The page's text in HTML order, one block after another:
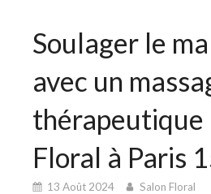
Soulager le
avec un
thérapeutique
Floral à Paris
13 Août 2024
Salon Floral